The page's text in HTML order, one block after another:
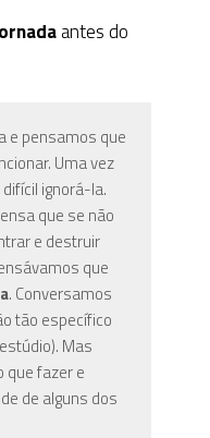
antes do
e pensamos que
Uma vez
ignorá-la.
que se não
e destruir
que
. Conversamos
tão específico
Mas
fazer e
de alguns dos